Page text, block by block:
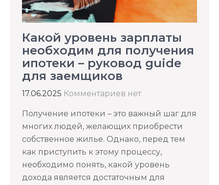
Какой уровень зарплаты
необходим для получения
ипотеки – руковод guide
для заемщиков
17.06.2025 Комментариев нет
Получение ипотеки – это важный шаг для
многих людей, желающих приобрести
собственное жилье. Однако, перед тем
как приступить к этому процессу,
необходимо понять, какой уровень
дохода является достаточным для